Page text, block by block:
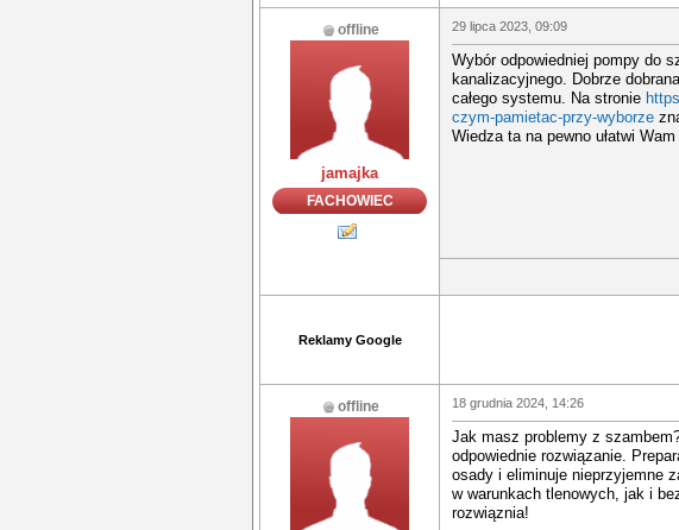
offline
jamajka
FACHOWIEC
29 lipca 2023, 09:09
Wybór odpowiedniej pompy do
kanalizacyjnego. Dobrze
całego systemu. Na stronie
czym-pamietac-przy-wyborze
Wiedza ta na pewno ułatwi
Reklamy Google
offline 18 grudnia 2024, 14:26
Jak masz problemy z
odpowiednie rozwiązanie.
osady i eliminuje nieprzyjemne
w warunkach tlenowych, jak i
rozwiąznia!